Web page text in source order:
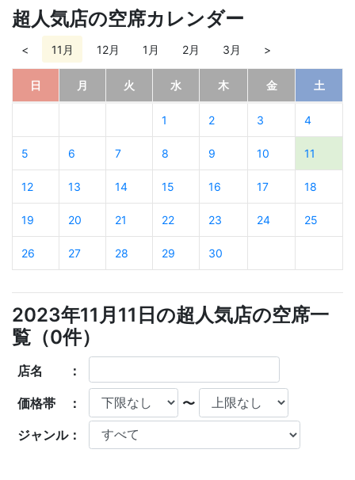
超人気店の空席カレンダー
< 11月 12月 1月 2月 3月 >
日 月 火 水 木 金 土
1 2 3 4
5 6 7 8 9 10 11
12 13 14 15 16 17 18
19 20 21 22 23 24 25
26 27 28 29 30
2023年11月11日の超人気店の空席一
覧（0件）
店名 ：
価格帯 ： 〜
ジャンル：